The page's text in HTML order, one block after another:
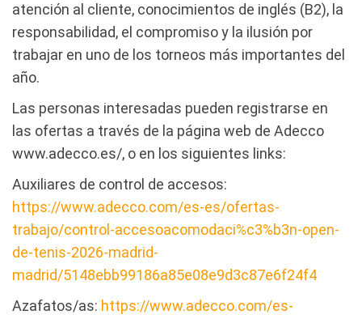
atención al cliente, conocimientos de inglés (B2), la
responsabilidad, el compromiso y la ilusión por
trabajar en uno de los torneos más importantes del
año.
Las personas interesadas pueden registrarse en
las ofertas a través de la página web de Adecco
www.adecco.es/, o en los siguientes links:
Auxiliares de control de accesos:
https://www.adecco.com/es-es/ofertas-
trabajo/control-accesoacomodaci%c3%b3n-open-
de-tenis-2026-madrid-
madrid/5148ebb99186a85e08e9d3c87e6f24f4
Azafatos/as: https://www.adecco.com/es-